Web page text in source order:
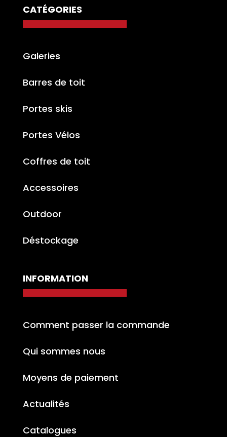
CATÉGORIES
Galeries
Barres de toit
Portes skis
Portes Vélos
Coffres de toit
Accessoires
Outdoor
Déstockage
INFORMATION
Comment passer la commande
Qui sommes nous
Moyens de paiement
Actualités
Catalogues